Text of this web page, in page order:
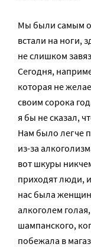
Мы были самым
встали на ноги,
не слишком
Сегодня,
которая не
своим сорока
я бы не сказал,
Нам было легче
из-за
вот шкуры
приходят люди,
нас была
алкоголем
шампанского,
побежала в